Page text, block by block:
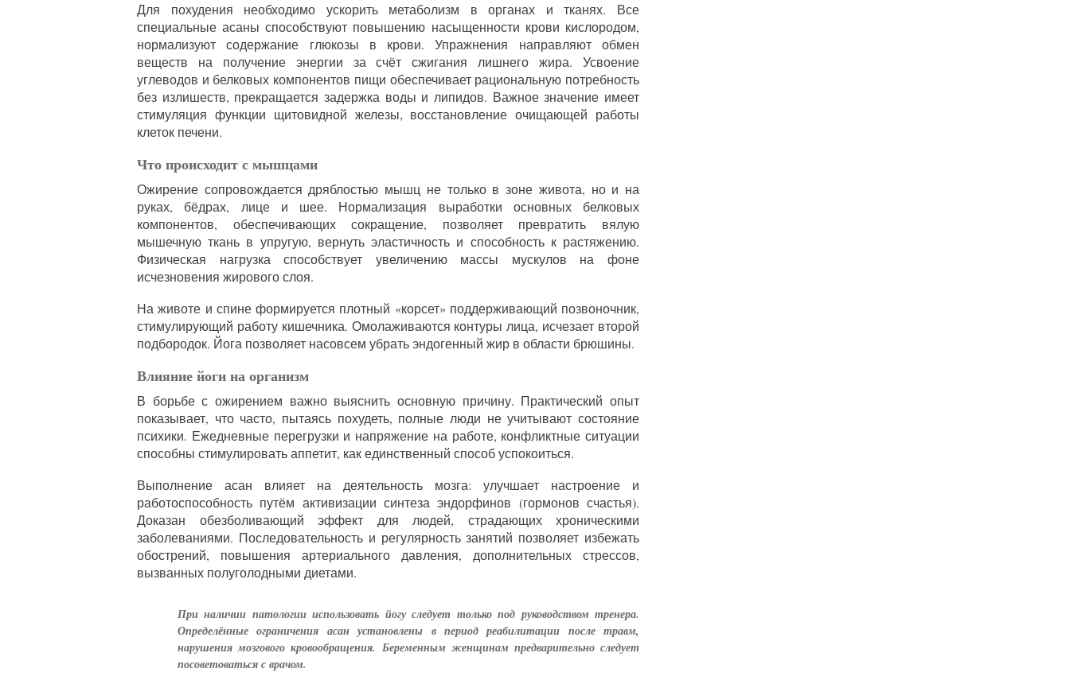
Для похудения необходимо ускорить метаболизм в органах и тканях. Все
специальные асаны способствуют повышению насыщенности крови кислородом,
нормализуют содержание глюкозы в крови. Упражнения направляют обмен
веществ на получение энергии за счёт сжигания лишнего жира. Усвоение
углеводов и белковых компонентов пищи обеспечивает рациональную потребность
без излишеств, прекращается задержка воды и липидов. Важное значение имеет
стимуляция функции щитовидной железы, восстановление очищающей работы
клеток печени.
Что происходит с мышцами
Ожирение сопровождается дряблостью мышц не только в зоне живота, но и на
руках, бёдрах, лице и шее. Нормализация выработки основных белковых
компонентов, обеспечивающих сокращение, позволяет превратить вялую
мышечную ткань в упругую, вернуть эластичность и способность к растяжению.
Физическая нагрузка способствует увеличению массы мускулов на фоне
исчезновения жирового слоя.
На животе и спине формируется плотный «корсет» поддерживающий позвоночник,
стимулирующий работу кишечника. Омолаживаются контуры лица, исчезает второй
подбородок. Йога позволяет насовсем убрать эндогенный жир в области брюшины.
Влияние йоги на организм
В борьбе с ожирением важно выяснить основную причину. Практический опыт
показывает, что часто, пытаясь похудеть, полные люди не учитывают состояние
психики. Ежедневные перегрузки и напряжение на работе, конфликтные ситуации
способны стимулировать аппетит, как единственный способ успокоиться.
Выполнение асан влияет на деятельность мозга: улучшает настроение и
работоспособность путём активизации синтеза эндорфинов (гормонов счастья).
Доказан обезболивающий эффект для людей, страдающих хроническими
заболеваниями. Последовательность и регулярность занятий позволяет избежать
обострений, повышения артериального давления, дополнительных стрессов,
вызванных полуголодными диетами.
При наличии патологии использовать йогу следует только под руководством тренера.
Определённые ограничения асан установлены в период реабилитации после травм,
нарушения мозгового кровообращения. Беременным женщинам предварительно следует
посоветоваться с врачом.